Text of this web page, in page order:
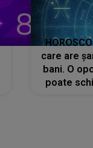
care are
bani. O
poate